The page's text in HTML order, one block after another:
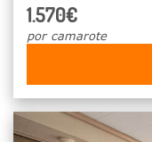
1.570€
por camarote